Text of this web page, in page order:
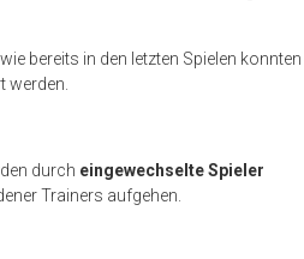
bereits in den letzten Spielen konnten
werden.
durch eingewechselte Spieler
Trainers aufgehen.